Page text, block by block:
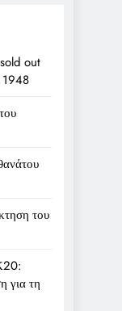
out
1948
του
για τη